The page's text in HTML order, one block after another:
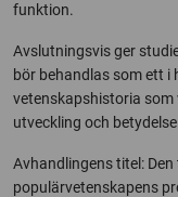
funktion.
Avslutningsvis ger
bör behandlas som ett i
vetenskapshistoria som
utveckling och betydelse.
Avhandlingens titel:
populärvetenskapens